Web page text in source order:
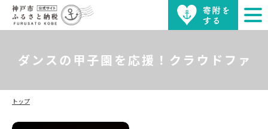
ダンスの甲子園を応援！クラウドファ
ンディング実施中です
トップ